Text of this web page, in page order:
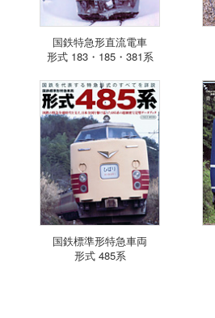
国鉄特急形直流電車
形式 183・185・381系
国鉄標準形特急車両
形式 485系